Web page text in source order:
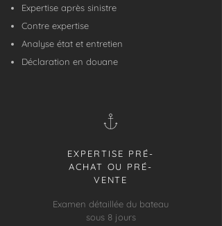
Expertise après sinistre
Contre expertise
Analyse état et entretien
Déclaration en douane
EXPERTISE PRÉ-
ACHAT OU PRÉ-
VENTE
Examen détaillée du bateau
sous 8 jours